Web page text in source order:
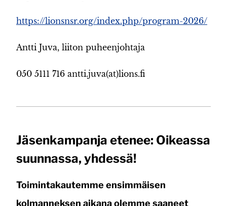
https://lionsnsr.org/index.php/program-2026/
Antti Juva, liiton puheenjohtaja
050 5111 716 antti.juva(at)lions.fi
Jäsenkampanja etenee: Oikeassa
suunnassa, yhdessä!
Toimintakautemme ensimmäisen
kolmanneksen aikana olemme saaneet